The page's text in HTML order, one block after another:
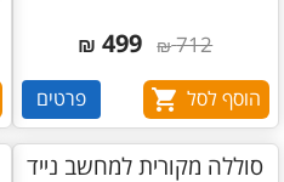
712
₪
499
₪
הוסף לסל פרטים
סוללה מקורית למחשב נייד